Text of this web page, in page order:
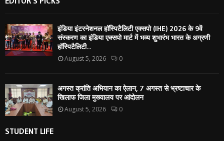
इंडिया इंटरनेशनल हॉस्पिटैलिटी एक्सपो (IHE) 2026 के 9वें
संस्करण का इंडिया एक्सपो मार्ट में भव्य शुभारंभ भारत के अग्रणी
हॉस्पिटैलिटी...
August 5, 2026 0
अगस्त क्रांति अभियान का ऐलान, 7 अगस्त से भ्रष्टाचार के
खिलाफ जिला मुख्यालय पर आंदोलन
August 5, 2026 0
STUDENT LIFE